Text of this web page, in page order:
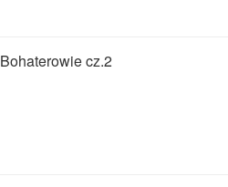
Bohaterowie cz.2